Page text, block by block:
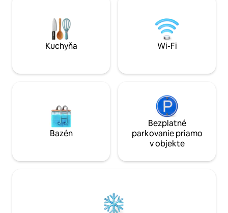
obchodov pozdĺž Armitage a Halsted
Avenue. V okolí sa nachádzajú obchody s
potravinami, reštaurácie a kaviarne, ako
aj červené a hnedé železničné stanice s
mesta. Parkovanie na ulici v okolí
priestor (s bezplatným pripojením na
elektromobilo, ak ho potrebujete) za 20
USD za noc.
kuchyňu,
klimatizáciu a
kompletne
Kuchyňa Wi-Fi
Bazén
Bezplatné
parkovanie priamo
v objekte